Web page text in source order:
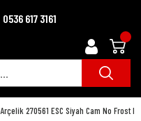
0536 617 3161
Arçelik 270561 ESC Siyah Cam No Frost